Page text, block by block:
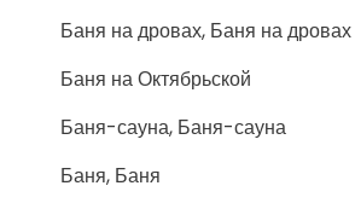
Баня на дровах, Баня на дровах
Баня на Октябрьской
Баня-сауна, Баня-сауна
Баня, Баня